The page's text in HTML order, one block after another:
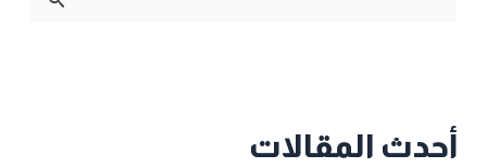
ث
ع
أحدث المقالات